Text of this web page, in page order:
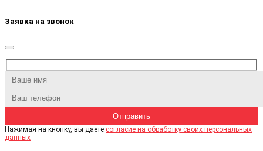
Заявка на звонок
Нажимая на кнопку, вы даете согласие на обработку своих персональных
данных